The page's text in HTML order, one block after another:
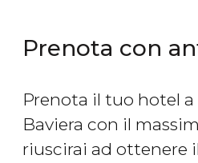
Prenota con
Prenota il tuo hotel
Baviera con il
riuscirai ad ottenere